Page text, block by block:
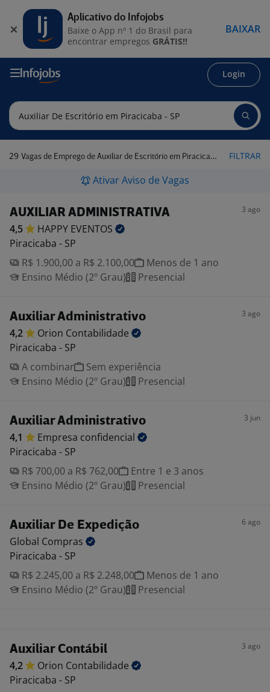
Login
29 Vagas de Emprego de Auxiliar de Escritório em Piracicaba - SP FILTRAR
Ativar Aviso de Vagas
AUXILIAR ADMINISTRATIVA 3 ago
4,5 HAPPY EVENTOS
Piracicaba - SP
R$ 1.900,00 a R$ 2.100,00
Menos de 1 ano
Ensino Médio (2º Grau)
Presencial
Auxiliar Administrativo 3 ago
4,2 Orion Contabilidade
Piracicaba - SP
A combinar
Sem experiência
Ensino Médio (2º Grau)
Presencial
Auxiliar Administrativo 3 jun
4,1 Empresa confidencial
Piracicaba - SP
R$ 700,00 a R$ 762,00
Entre 1 e 3 anos
Ensino Médio (2º Grau)
Presencial
Auxiliar De Expedição 6 ago
Global Compras
Piracicaba - SP
R$ 2.245,00 a R$ 2.248,00
Menos de 1 ano
Ensino Médio (2º Grau)
Presencial
Auxiliar Contábil 3 ago
4,2 Orion Contabilidade
Piracicaba - SP
Aplicativo do Infojobs
Baixe o App nº 1 do Brasil para
encontrar empregos GRÁTIS!!
BAIXAR